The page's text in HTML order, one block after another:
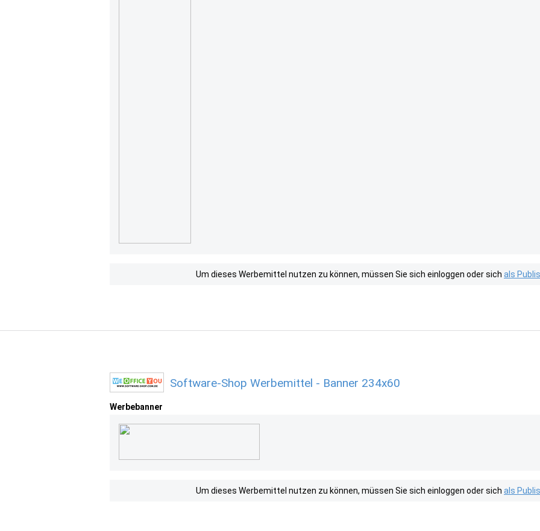
Um dieses Werbemittel nutzen zu können, müssen Sie sich einloggen oder sich als
Software-Shop Werbemittel - Banner 234x60
Werbebanner
Um dieses Werbemittel nutzen zu können, müssen Sie sich einloggen oder sich als